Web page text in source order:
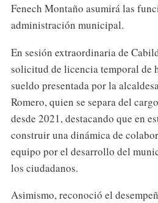
Fenech Montaño asumirá las
administración municipal.
En sesión extraordinaria de
solicitud de licencia temporal de
sueldo presentada por la
Romero, quien se separa del
desde 2021, destacando que en
construir una dinámica de
equipo por el desarrollo del
los ciudadanos.
Asimismo, reconoció el